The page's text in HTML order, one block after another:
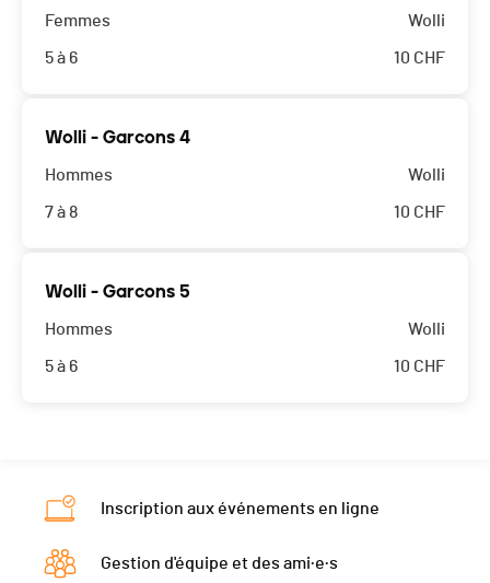
Femmes
5 à 6
Wolli
10 CHF
Wolli - Garcons 4
Hommes
7 à 8
Wolli
10 CHF
Wolli - Garcons 5
Hommes
5 à 6
Wolli
10 CHF
Inscription aux événements en ligne
Gestion d'équipe et des ami·e·s